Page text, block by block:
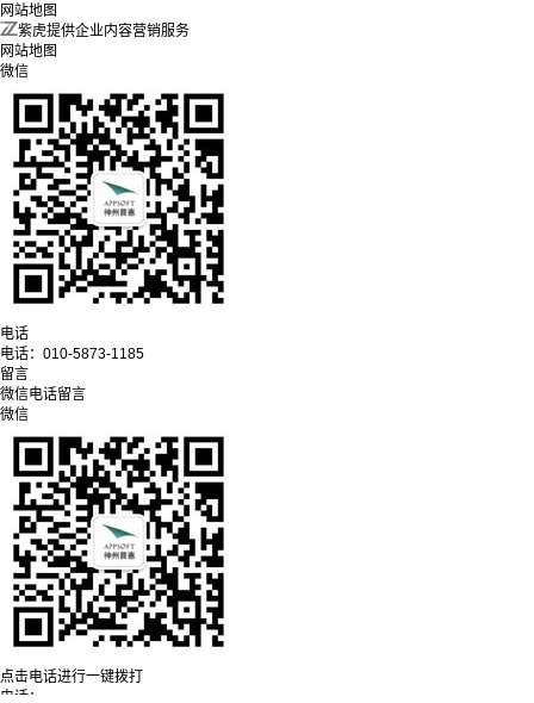
网站地图
紫虎提供企业内容营销服务
网站地图
微信
电话
电话： 010-5873-1185
留言
微信电话留言
微信
点击电话进行一键拨打
电话：